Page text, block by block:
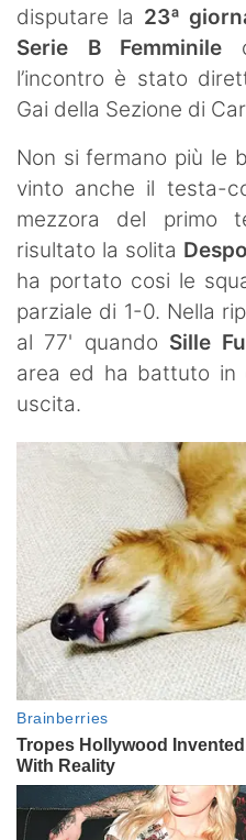
disputare la 23ª
Serie B Femminile
l’incontro è stato
Gai della Sezione di
Non si fermano più le
vinto anche il testa-
mezzora del primo
risultato la solita
ha portato cosi le
parziale di 1-0. Nella
al 77' quando Sille
area ed ha battuto in
uscita.